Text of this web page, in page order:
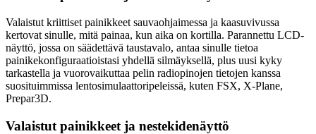
Valaistut kriittiset painikkeet sauvaohjaimessa ja kaasuvivussa
kertovat sinulle, mitä painaa, kun aika on kortilla. Parannettu LCD-
näyttö, jossa on säädettävä taustavalo, antaa sinulle tietoa
painikekonfiguraatioistasi yhdellä silmäyksellä, plus uusi kyky
tarkastella ja vuorovaikuttaa pelin radiopinojen tietojen kanssa
suosituimmissa lentosimulaattoripeleissä, kuten FSX, X-Plane,
Prepar3D.
Valaistut painikkeet ja nestekidenäyttö